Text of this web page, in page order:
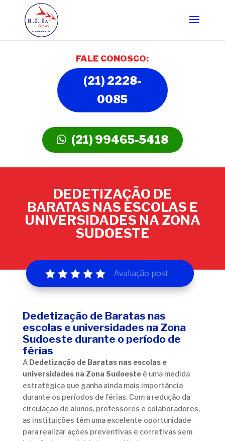
FALE CONOSCO:
(21) 2228-
0085
(21) 99465-5418
DEDETIZAÇÃO DE
BARATAS NAS ESCOLAS E
UNIVERSIDADES NA ZONA
SUDOESTE
Avaliação post
Dedetização de Baratas nas
escolas e universidades na Zona
Sudoeste durante o período de
férias
A Dedetização de Baratas nas escolas e
universidades na Zona Sudoesteé uma medida
estratégica que ganha ainda mais importância
durante os períodos de férias. Com a redução da
circulação de alunos, professores e colaboradores,
as instituições têm uma excelente oportunidade
para realizar ações preventivas e corretivas sem